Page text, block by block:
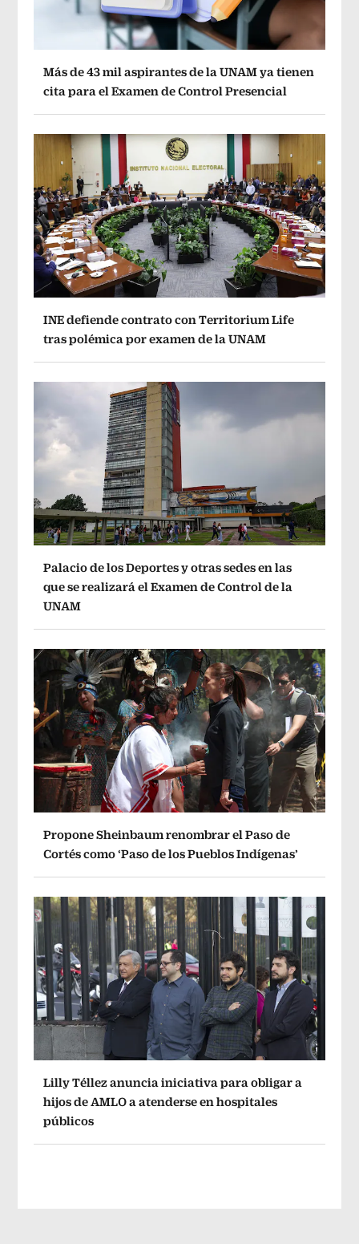
Más de 43 mil aspirantes de la UNAM ya tienen
cita para el Examen de Control Presencial
INE defiende contrato con Territorium Life
tras polémica por examen de la UNAM
Palacio de los Deportes y otras sedes en las
que se realizará el Examen de Control de la
UNAM
Propone Sheinbaum renombrar el Paso de
Cortés como ‘Paso de los Pueblos Indígenas’
Lilly Téllez anuncia iniciativa para obligar a
hijos de AMLO a atenderse en hospitales
públicos